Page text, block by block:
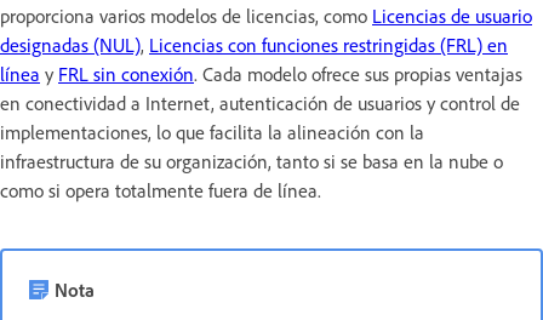
proporciona varios modelos de licencias, como Licencias de usuario
designadas (NUL), Licencias con funciones restringidas (FRL) en
línea y FRL sin conexión. Cada modelo ofrece sus propias ventajas
en conectividad a Internet, autenticación de usuarios y control de
implementaciones, lo que facilita la alineación con la
infraestructura de su organización, tanto si se basa en la nube o
como si opera totalmente fuera de línea.
Nota